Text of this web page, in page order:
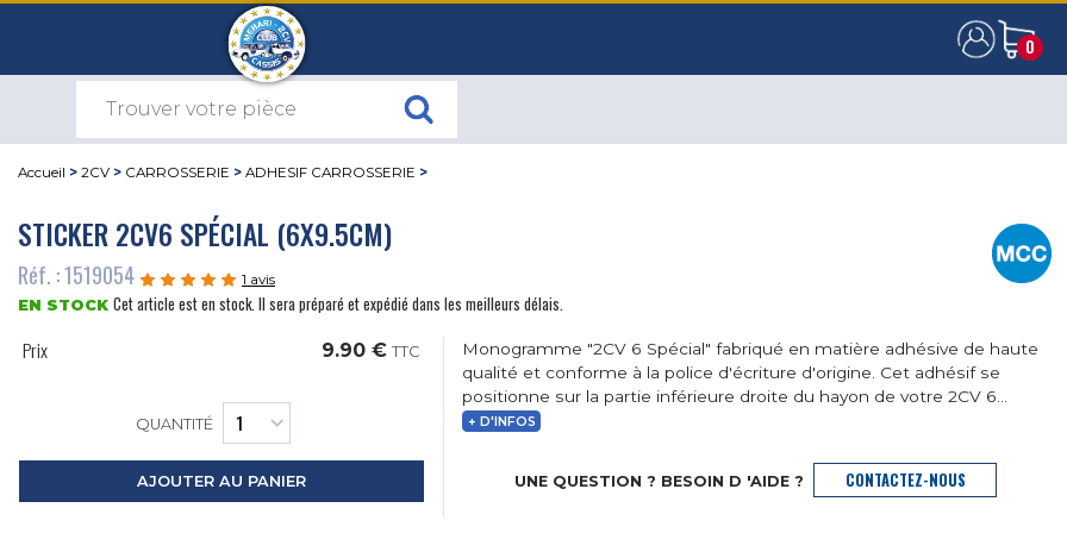
0
0
Accueil > 2CV > CARROSSERIE > ADHESIF CARROSSERIE >
STICKER 2CV6 SPÉCIAL (6X9.5CM)
Réf. : 1519054 1 avis
EN STOCK Cet article est en stock. Il sera préparé et expédié dans les meilleurs délais.
Prix 9.90 € TTC
QUANTITÉ
AJOUTER AU PANIER
Monogramme "2CV 6 Spécial" fabriqué en matière adhésive de haute
qualité et conforme à la police d'écriture d'origine. Cet adhésif se
positionne sur la partie inférieure droite du hayon de votre 2CV 6...
+ D'INFOS
UNE QUESTION ? BESOIN D 'AIDE ? CONTACTEZ-NOUS